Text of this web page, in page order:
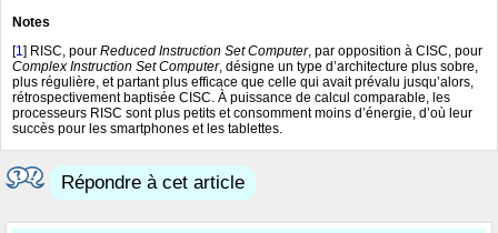
Notes
[1] RISC, pour Reduced Instruction Set Computer, par opposition à CISC, pour
Complex Instruction Set Computer, désigne un type d’architecture plus sobre,
plus régulière, et partant plus efficace que celle qui avait prévalu jusqu’alors,
rétrospectivement baptisée CISC. À puissance de calcul comparable, les
processeurs RISC sont plus petits et consomment moins d’énergie, d’où leur
succès pour les smartphones et les tablettes.
Répondre à cet article